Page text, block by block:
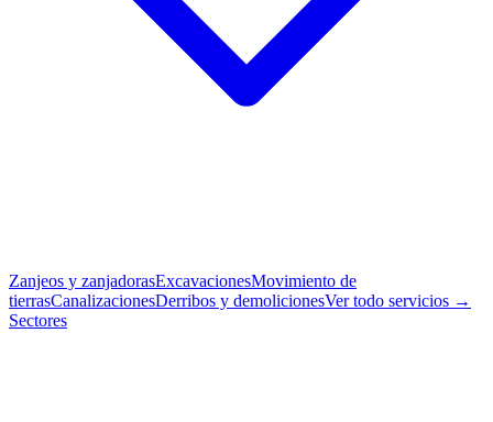
Zanjeos y zanjadorasExcavacionesMovimiento de
tierrasCanalizacionesDerribos y demolicionesVer todo servicios →
Sectores